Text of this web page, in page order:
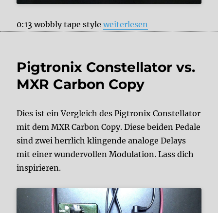
0:13 wobbly tape style„JHS Pedals Panther Cub“
weiterlesen
Pigtronix Constellator vs.
MXR Carbon Copy
Dies ist ein Vergleich des Pigtronix Constellator
mit dem MXR Carbon Copy. Diese beiden Pedale
sind zwei herrlich klingende analoge Delays
mit einer wundervollen Modulation. Lass dich
inspirieren.